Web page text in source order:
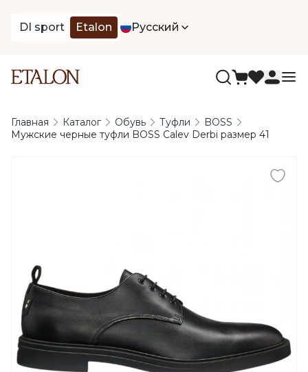
DI sport Etalon Русский
Главная Каталог Обувь Туфли
BOSS
Мужские черные туфли BOSS Calev Derbi размер 41